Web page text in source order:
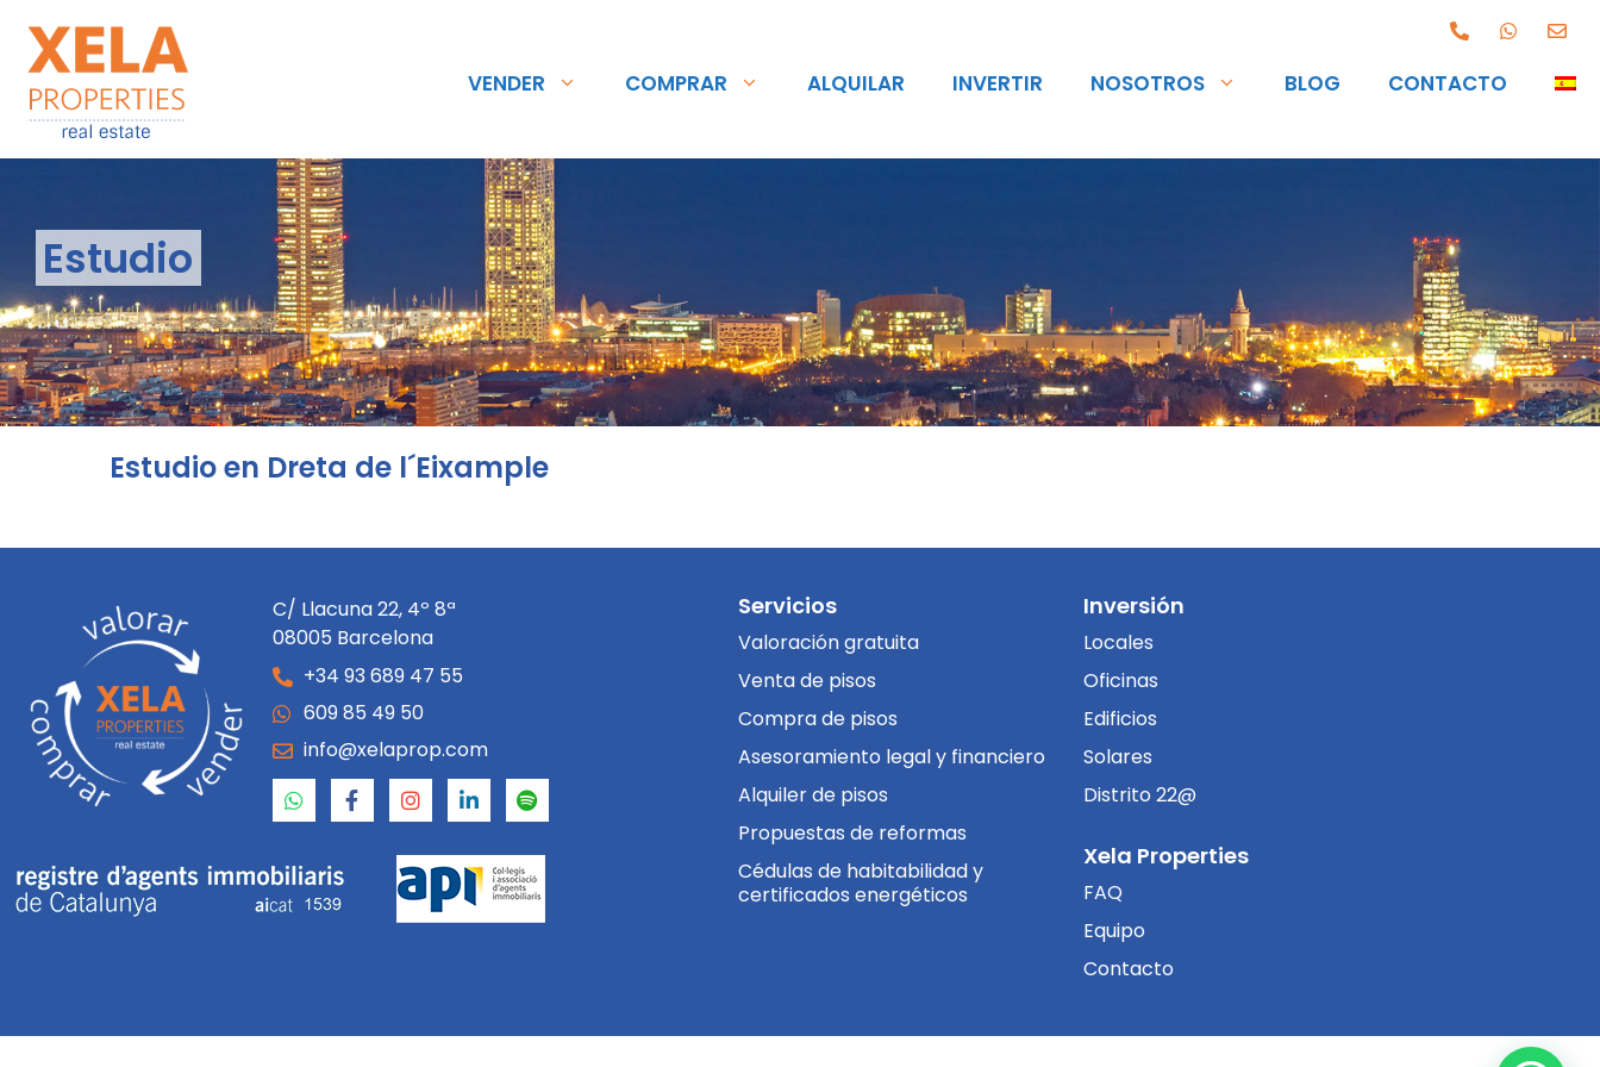
VENDER COMPRAR ALQUILAR INVERTIR NOSOTROS BLOG CONTACTO
Estudio
Estudio en Dreta de l´Eixample
C/ Llacuna 22, 4º 8ª
08005 Barcelona
+34 93 689 47 55
609 85 49 50
info@xelaprop.com
Servicios
Valoración gratuita
Venta de pisos
Compra de pisos
Asesoramiento legal y financiero
Alquiler de pisos
Propuestas de reformas
Cédulas de habitabilidad y
certificados energéticos
Inversión
Locales
Oficinas
Edificios
Solares
Distrito 22@
Xela Properties
FAQ
Equipo
Contacto